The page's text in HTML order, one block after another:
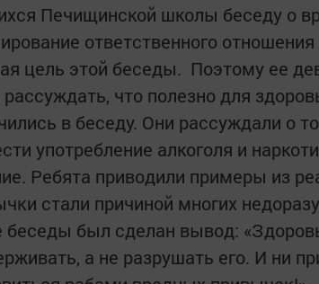
Печищинской школы беседу о
ответственного
цель этой беседы. Поэтому ее
что полезно для
в беседу. Они рассуждали о
употребление алкоголя и
Ребята приводили примеры из
стали причиной многих
беседы был сделан вывод:
а не разрушать его. И ни